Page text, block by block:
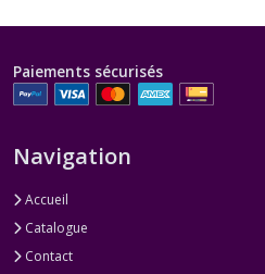
Paiements sécurisés
Navigation
Accueil
Catalogue
Contact